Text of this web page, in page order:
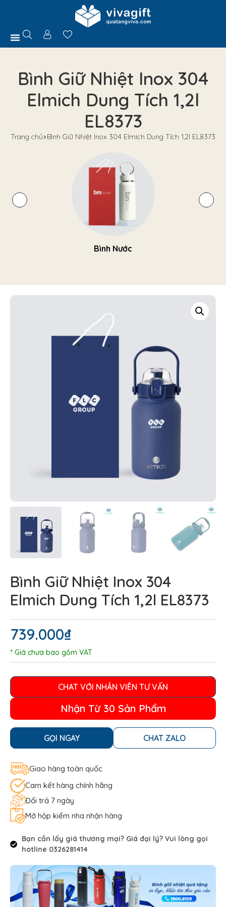
Bình Giữ Nhiệt Inox 304
Elmich Dung Tích 1,2l
EL8373
Trang chủ Bình Giữ Nhiệt Inox 304 Elmich Dung Tích 1,2l EL8373
Bình Nước
Bình Giữ Nhiệt Inox 304
Elmich Dung Tích 1,2l EL8373
739.000₫
* Giá chưa bao gồm VAT
CHAT VỚI NHÂN VIÊN TƯ VẤN
Nhận Từ 30 Sản Phẩm
GỌI NGAY CHAT ZALO
Giao hàng toàn quốc
Cam kết hàng chính hãng
Đổi trả 7 ngày
Mở hộp kiểm nha nhận hàng
Bạn cần lấy giá thương mại? Giá đại lý? Vui lòng gọi
hotline 0326281414